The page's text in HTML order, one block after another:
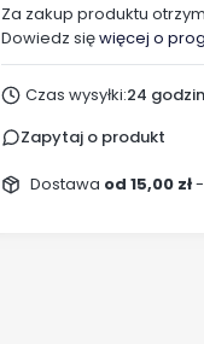
Za zakup produktu
Dowiedz sięwięcej o
Czas wysyłki:24
Zapytaj o produkt
Dostawa od 15,00 zł